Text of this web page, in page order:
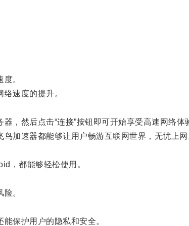
。
速度的提升。
然后点击“连接”按钮即可开始享受高速网络体
加速器都能够让用户畅游互联网世界，无忧上
，都能够轻松使用。
。
保护用户的隐私和安全。